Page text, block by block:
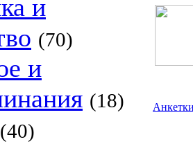
и
(70)
и
(18)
(40)